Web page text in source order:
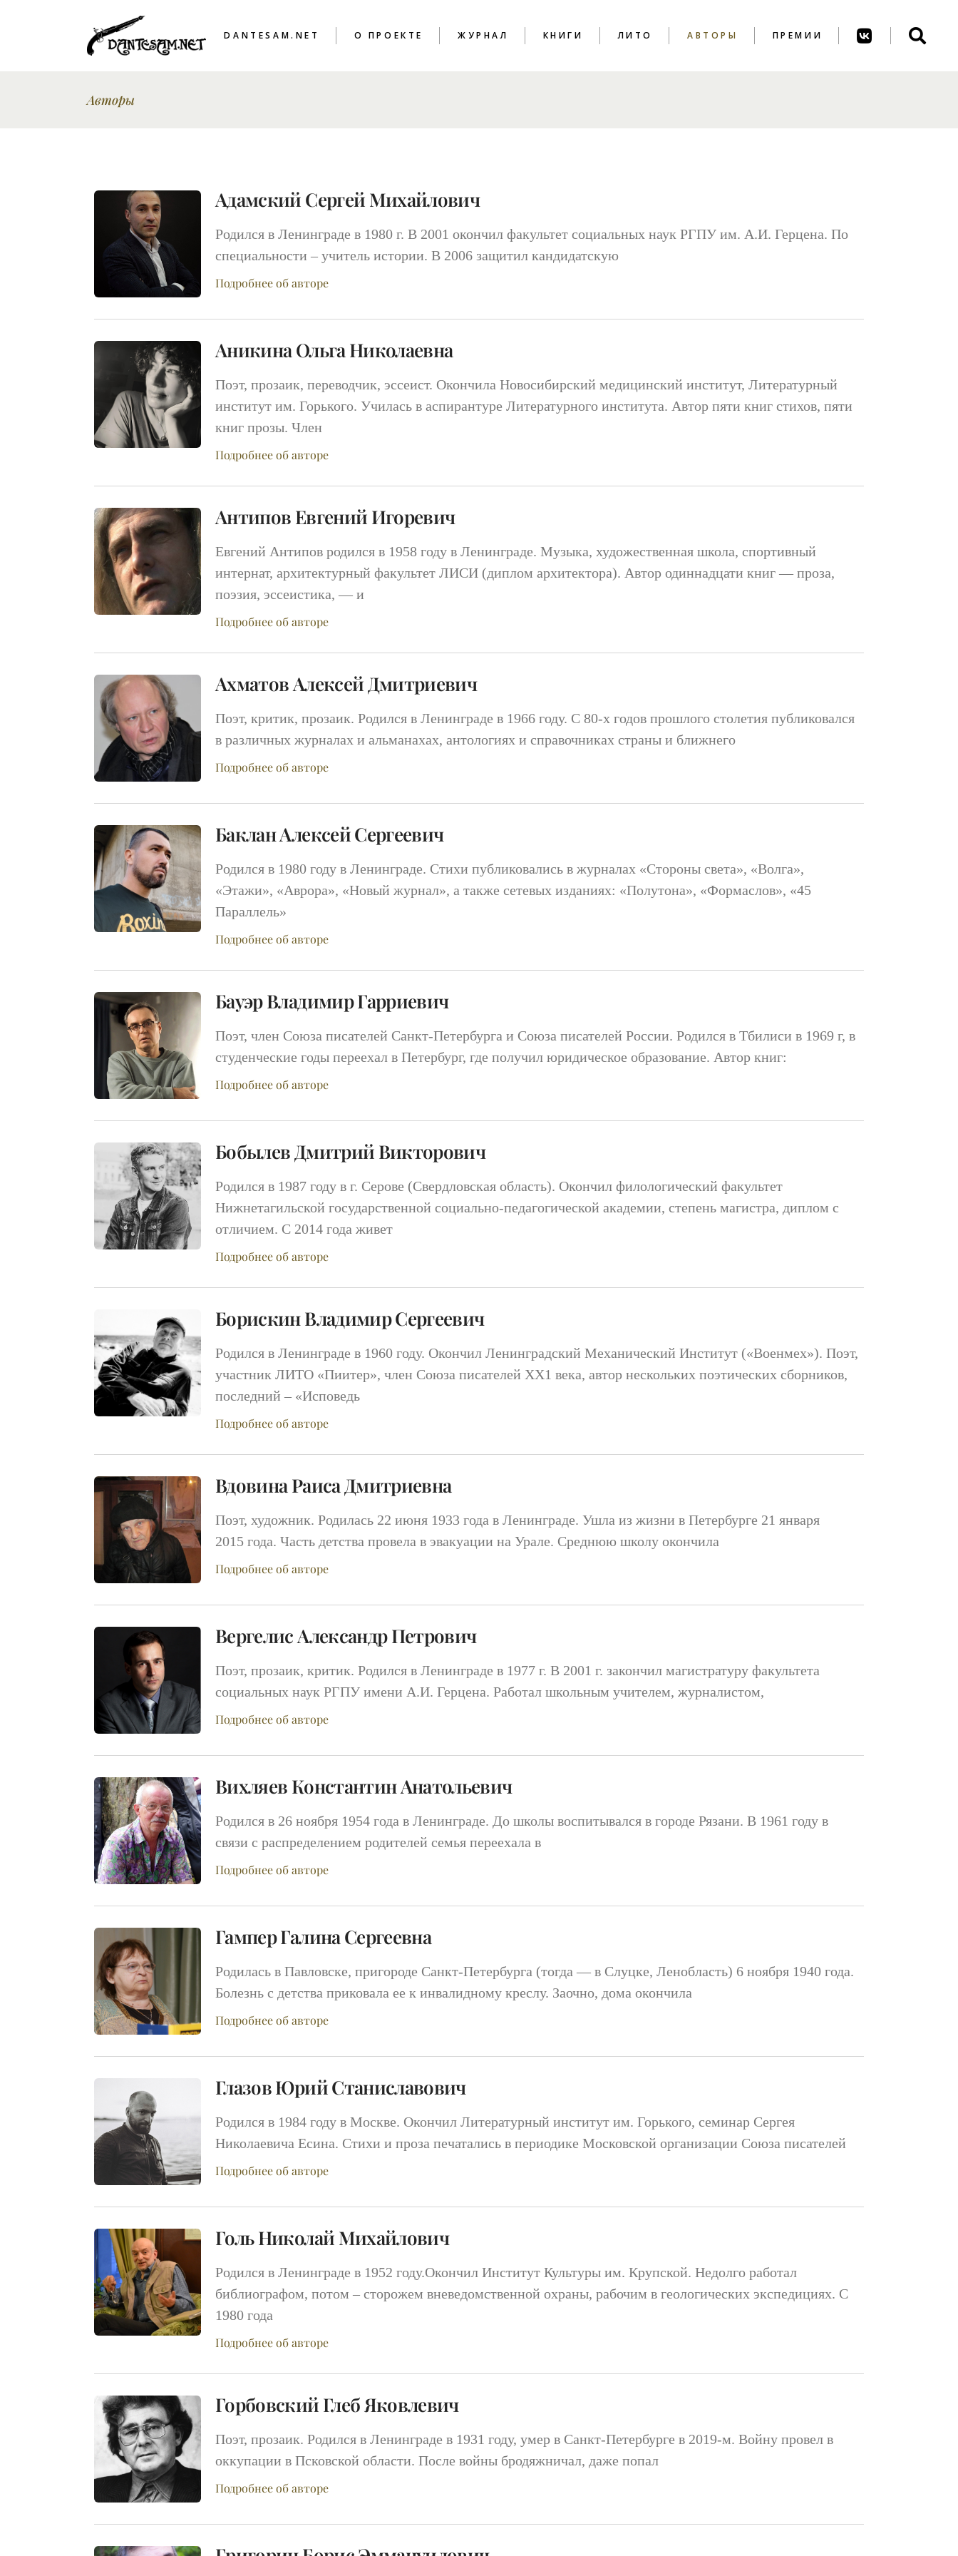
DANTESAM.NET О ПРОЕКТЕ ЖУРНАЛ КНИГИ ЛИТО АВТОРЫ ПРЕМИИ
Авторы
Адамский Сергей Михайлович
Родился в Ленинграде в 1980 г. В 2001 окончил факультет социальных наук РГПУ им. А.И. Герцена. По
специальности – учитель истории. В 2006 защитил кандидатскую
Подробнее об авторе
Аникина Ольга Николаевна
Поэт, прозаик, переводчик, эссеист. Окончила Новосибирский медицинский институт, Литературный
институт им. Горького. Училась в аспирантуре Литературного института. Автор пяти книг стихов, пяти
книг прозы. Член
Подробнее об авторе
Антипов Евгений Игоревич
Евгений Антипов родился в 1958 году в Ленинграде. Музыка, художественная школа, спортивный
интернат, архитектурный факультет ЛИСИ (диплом архитектора). Автор одиннадцати книг — проза,
поэзия, эссеистика, — и
Подробнее об авторе
Ахматов Алексей Дмитриевич
Поэт, критик, прозаик. Родился в Ленинграде в 1966 году. С 80‑х годов прошлого столетия публиковался
в различных журналах и альманахах, антологиях и справочниках страны и ближнего
Подробнее об авторе
Баклан Алексей Сергеевич
Родился в 1980 году в Ленинграде. Стихи публиковались в журналах «Стороны света», «Волга»,
«Этажи», «Аврора», «Новый журнал», а также сетевых изданиях: «Полутона», «Формаслов», «45
Параллель»
Подробнее об авторе
Бауэр Владимир Гарриевич
Поэт, член Союза писателей Санкт-Петербурга и Союза писателей России. Родился в Тбилиси в 1969 г, в
студенческие годы переехал в Петербург, где получил юридическое образование. Автор книг:
Подробнее об авторе
Бобылев Дмитрий Викторович
Родился в 1987 году в г. Серове (Свердловская область). Окончил филологический факультет
Нижнетагильской государственной социально-педагогической академии, степень магистра, диплом с
отличием. С 2014 года живет
Подробнее об авторе
Борискин Владимир Сергеевич
Родился в Ленинграде в 1960 году. Окончил Ленинградский Механический Институт («Военмех»). Поэт,
участник ЛИТО «Пиитер», член Союза писателей ХХ1 века, автор нескольких поэтических сборников,
последний – «Исповедь
Подробнее об авторе
Вдовина Раиса Дмитриевна
Поэт, художник. Родилась 22 июня 1933 года в Ленинграде. Ушла из жизни в Петербурге 21 января
2015 года. Часть детства провела в эвакуации на Урале. Среднюю школу окончила
Подробнее об авторе
Вергелис Александр Петрович
Поэт, прозаик, критик. Родился в Ленинграде в 1977 г. В 2001 г. закончил магистратуру факультета
социальных наук РГПУ имени А.И. Герцена. Работал школьным учителем, журналистом,
Подробнее об авторе
Вихляев Константин Анатольевич
Родился в 26 ноября 1954 года в Ленинграде. До школы воспитывался в городе Рязани. В 1961 году в
связи с распределением родителей семья переехала в
Подробнее об авторе
Гампер Галина Сергеевна
Родилась в Павловске, пригороде Санкт-Петербурга (тогда — в Слуцке, Ленобласть) 6 ноября 1940 года.
Болезнь с детства приковала ее к инвалидному креслу. Заочно, дома окончила
Подробнее об авторе
Глазов Юрий Станиславович
Родился в 1984 году в Москве. Окончил Литературный институт им. Горького, семинар Сергея
Николаевича Есина. Стихи и проза печатались в периодике Московской организации Союза писателей
Подробнее об авторе
Голь Николай Михайлович
Родился в Ленинграде в 1952 году.Окончил Институт Культуры им. Крупской. Недолго работал
библиографом, потом – сторожем вневедомственной охраны, рабочим в геологических экспедициях. С
1980 года
Подробнее об авторе
Горбовский Глеб Яковлевич
Поэт, прозаик. Родился в Ленинграде в 1931 году, умер в Санкт-Петербурге в 2019‑м. Войну провел в
оккупации в Псковской области. После войны бродяжничал, даже попал
Подробнее об авторе